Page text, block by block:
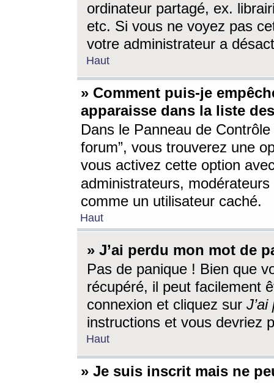
ordinateur partagé, ex.
etc. Si vous ne voyez pas
votre administrateur a
Haut
» Comment puis-je
apparaisse dans la liste
Dans le Panneau de
forum”, vous trouverez une
vous activez cette option
administrateurs,
comme un utilisateur caché.
Haut
» J’ai perdu mon mot de
Pas de panique ! Bien que
récupéré, il peut facilement
connexion et cliquez sur
instructions et vous devriez
Haut
» Je suis inscrit mais ne